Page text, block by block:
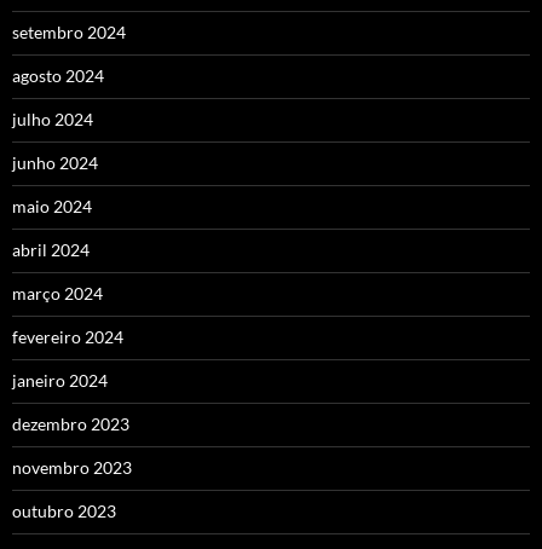
setembro 2024
agosto 2024
julho 2024
junho 2024
maio 2024
abril 2024
março 2024
fevereiro 2024
janeiro 2024
dezembro 2023
novembro 2023
outubro 2023